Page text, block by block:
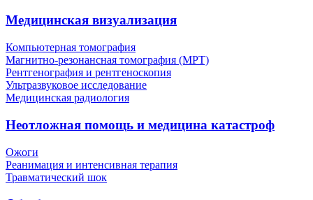
Медицинская визуализация
Компьютерная томография
Магнитно-резонансная томография (МРТ)
Рентгенография и рентгеноскопия
Ультразвуковое исследование
Медицинская радиология
Неотложная помощь и медицина катастроф
Ожоги
Реанимация и интенсивная терапия
Травматический шок